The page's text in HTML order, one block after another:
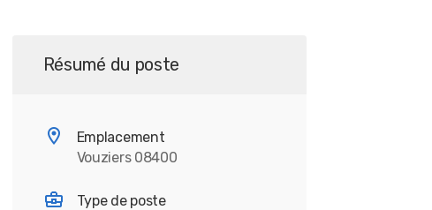
Résumé du poste
Emplacement
Vouziers 08400
Type de poste